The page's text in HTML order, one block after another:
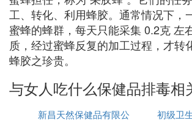
工、转化、利用蜂胶。通常情况下，
蜜蜂的蜂群，每天只能采集 0.2克 左
质，经过蜜蜂反复的加工过程，才转
蜂胶之珍贵。
与女人吃什么保健品排毒相
新昌天然保健品有限公
初级卫